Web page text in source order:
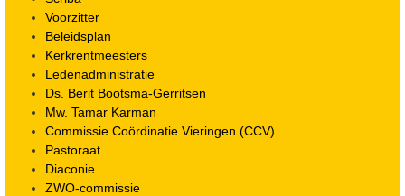
Voorzitter
Beleidsplan
Kerkrentmeesters
Ledenadministratie
Ds. Berit Bootsma-Gerritsen
Mw. Tamar Karman
Commissie Coördinatie Vieringen (CCV)
Pastoraat
Diaconie
ZWO-commissie